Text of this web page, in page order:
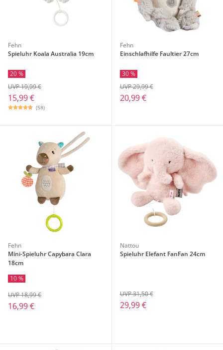
Fehn
Spieluhr Koala Australia 19cm
20 %
15,99 €
UVP 19,99 €
(58)
Fehn
Einschlafhilfe Faultier 27cm
30 %
20,99 €
UVP 29,99 €
Fehn
Mini-Spieluhr Capybara Clara
18cm
10 %
16,99 €
UVP 18,99 €
Nattou
Spieluhr Elefant FanFan 24cm
29,99 €
UVP 31,50 €